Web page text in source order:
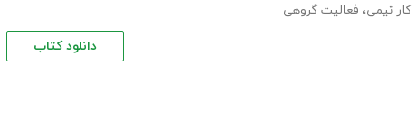
کار تیمی، فعالیت گروهی
دانلود کتاب